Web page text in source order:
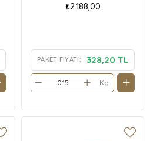
₺2.188,00
PAKET FIYATI: 328,20 TL
Kg